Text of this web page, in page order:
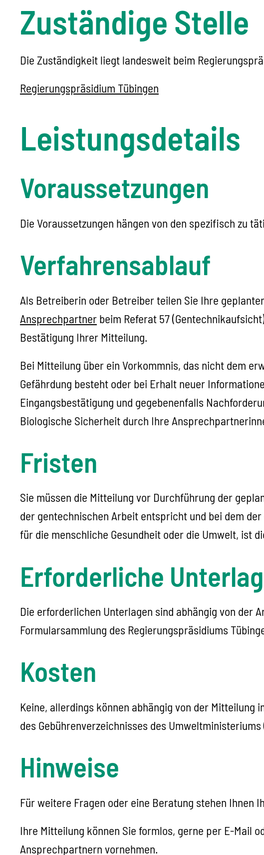
Zuständige Stelle
Die Zuständigkeit liegt landesweit beim
Regierungspräsidium Tübingen
Leistungsdetails
Voraussetzungen
Die Voraussetzungen hängen von den spezifisch zu
Verfahrensablauf
Als Betreiberin oder Betreiber teilen Sie Ihre
Ansprechpartner beim Referat 57
Bestätigung Ihrer Mitteilung.
Bei Mitteilung über ein Vorkommnis, das nicht dem
Gefährdung besteht oder bei Erhalt neuer
Eingangsbestätigung und gegebenenfalls
Biologische Sicherheit durch Ihre
Fristen
Sie müssen die Mitteilung vor Durchführung der
der gentechnischen Arbeit entspricht und bei dem
für die menschliche Gesundheit oder die Umwelt, ist
Erforderliche
Die erforderlichen Unterlagen sind abhängig von der
Formularsammlung des Regierungspräsidiums
Kosten
Keine, allerdings können abhängig von der Mitteilung
des Gebührenverzeichnisses des Umweltministeriums
Hinweise
Für weitere Fragen oder eine Beratung stehen Ihnen
Ihre Mitteilung können Sie formlos, gerne per E-Mail
Ansprechpartnern vornehmen.